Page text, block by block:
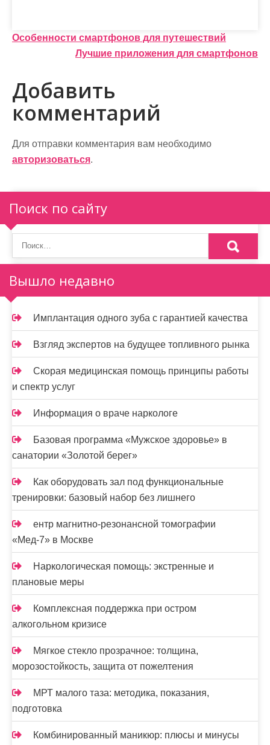
Н
в
и
а
и
я
п
о
з
а
п
и
с
я
м
Особенности смартфонов для путешествий
Лучшие приложения для смартфонов
Добавить
комментарий
Для отправки комментария вам необходимо
авторизоваться.
Поиск по сайту
Вышло недавно
Имплантация одного зуба с гарантией качества
Взгляд экспертов на будущее топливного рынка
Скорая медицинская помощь принципы работы
и спектр услуг
Информация о враче наркологе
Базовая программа «Мужское здоровье» в
санатории «Золотой берег»
Как оборудовать зал под функциональные
тренировки: базовый набор без лишнего
ентр магнитно-резонансной томографии
«Мед-7» в Москве
Наркологическая помощь: экстренные и
плановые меры
Комплексная поддержка при остром
алкогольном кризисе
Мягкое стекло прозрачное: толщина,
морозостойкость, защита от пожелтения
МРТ малого таза: методика, показания,
подготовка
Комбинированный маникюр: плюсы и минусы